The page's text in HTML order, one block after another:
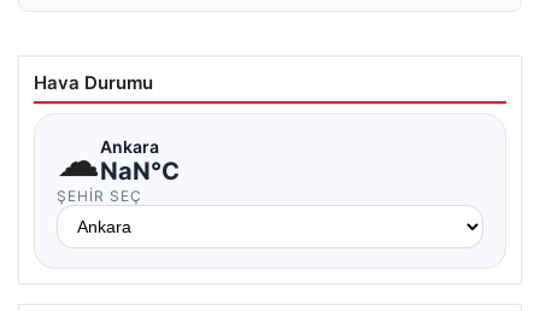
Hava Durumu
☁Ankara
NaN°C
ŞEHIR SEÇ